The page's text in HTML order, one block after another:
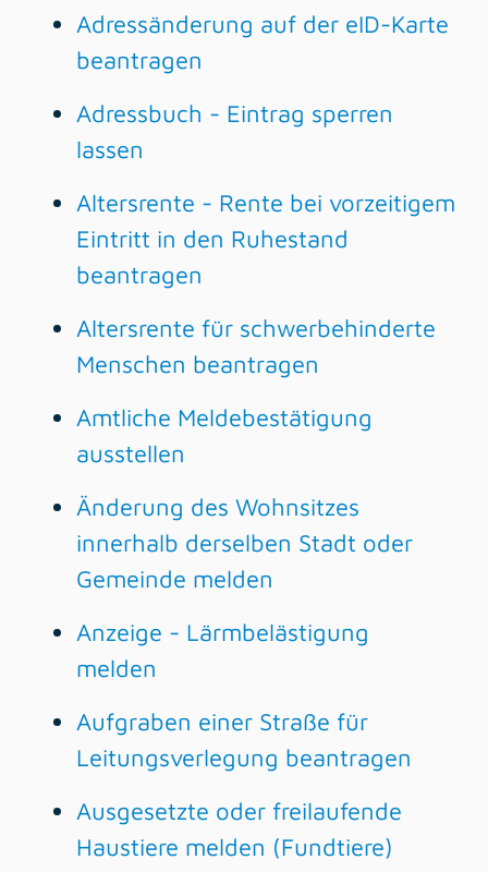
Adressänderung auf der eID-Karte
beantragen
Adressbuch - Eintrag sperren
lassen
Altersrente - Rente bei vorzeitigem
Eintritt in den Ruhestand
beantragen
Altersrente für schwerbehinderte
Menschen beantragen
Amtliche Meldebestätigung
ausstellen
Änderung des Wohnsitzes
innerhalb derselben Stadt oder
Gemeinde melden
Anzeige - Lärmbelästigung
melden
Aufgraben einer Straße für
Leitungsverlegung beantragen
Ausgesetzte oder freilaufende
Haustiere melden (Fundtiere)